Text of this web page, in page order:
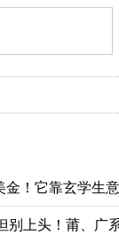
金！它靠玄学生
别上头！莆、广